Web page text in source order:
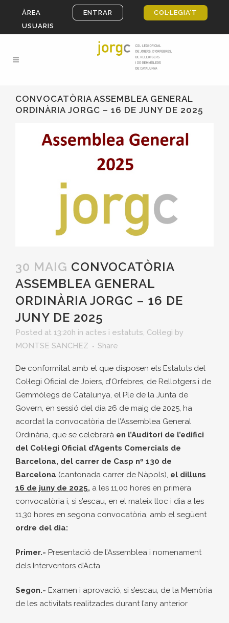
ÀREA
USUARIS
ENTRAR COL·LEGIA’T
CONVOCATÒRIA ASSEMBLEA GENERAL
ORDINÀRIA JORGC – 16 DE JUNY DE 2025
30 MAIG CONVOCATÒRIA
ASSEMBLEA GENERAL
ORDINÀRIA JORGC – 16 DE
JUNY DE 2025
Posted at 13:20h in actes i estatuts, Col·legi by
MONTSE SANCHEZ
Share
De conformitat amb el que disposen els Estatuts del
Col·legi Oficial de Joiers, d’Orfebres, de Rellotgers i de
Gemmòlegs de Catalunya, el Ple de la Junta de
Govern, en sessió del dia 26 de maig de 2025, ha
acordat la convocatòria de l’Assemblea General
Ordinària, que se celebrarà en l’Auditori de l’edifici
del Col·legi Oficial d’Agents Comercials de
Barcelona, del carrer de Casp nº 130 de
Barcelona (cantonada carrer de Nàpols), el dilluns
16 de juny de 2025, a les 11,00 hores en primera
convocatòria i, si s’escau, en el mateix lloc i dia a les
11,30 hores en segona convocatòria, amb el següent
ordre del dia:
Primer.- Presentació de l’Assemblea i nomenament
dels Interventors d’Acta
Segon.- Examen i aprovació, si s’escau, de la Memòria
de les activitats realitzades durant l’any anterior